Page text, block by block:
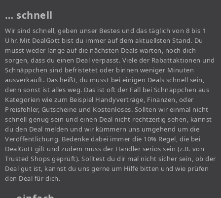
… schnell
Wir sind schnell, geben unser Bestes und das täglich von 8 bis 1
Uhr. Mit DealGott bist du immer auf dem aktuellsten Stand. Du
musst weder lange auf die nächsten Deals warten, noch dich
sorgen, dass du einen Deal verpasst. Viele der Rabattaktionen und
Schnäppchen sind befristetet oder binnen weniger Minuten
ausverkauft. Das heißt, du musst bei einigen Deals schnell sein,
denn sonst ist alles weg. Das ist oft der Fall bei Schnäppchen aus
Kategorien wie zum Beispiel Handyverträge, Finanzen, oder
Preisfehler, Gutscheine und Kostenloses. Sollten wir einmal nicht
schnell genug sein und einen Deal nicht rechtzeitig sehen, kannst
du den Deal melden und wir kümmern uns umgehend um die
Veröffentlichung. Bedenke dabei immer die 10% Regel, die bei
DealGott gilt und zudem muss der Händler seriös sein (z.B. von
Trusted Shops geprüft). Solltest du dir mal nicht sicher sein, ob der
Deal gut ist, kannst du uns gerne um Hilfe bitten und wie prüfen
den Deal für dich.